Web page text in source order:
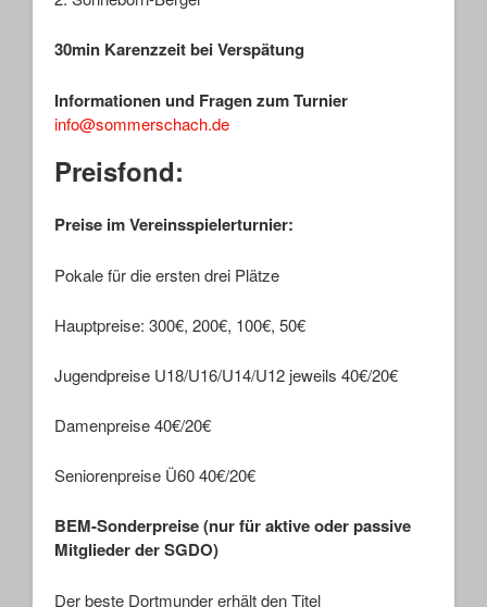
30min Karenzzeit bei Verspätung
Informationen und Fragen zum Turnier
info@sommerschach.de
Preisfond:
Preise im Vereinsspielerturnier:
Pokale für die ersten drei Plätze
Hauptpreise: 300€, 200€, 100€, 50€
Jugendpreise U18/U16/U14/U12 jeweils 40€/20€
Damenpreise 40€/20€
Seniorenpreise Ü60 40€/20€
BEM-Sonderpreise (nur für aktive oder passive
Mitglieder der SGDO)
Der beste Dortmunder erhält den Titel